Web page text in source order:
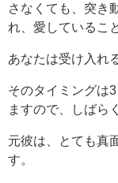
さなくても、突き
れ、愛しているこ
あなたは受け入れ
そのタイミングは
ますので、しばら
元彼は、とても真
す。